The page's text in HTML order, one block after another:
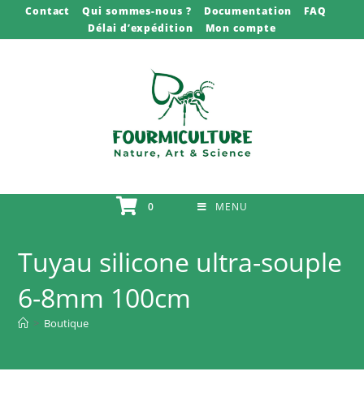
Contact Qui sommes-nous ? Documentation
FAQ
Délai d’expédition
Mon compte
0 MENU
Tuyau silicone ultra-souple
6-8mm 100cm
> Boutique